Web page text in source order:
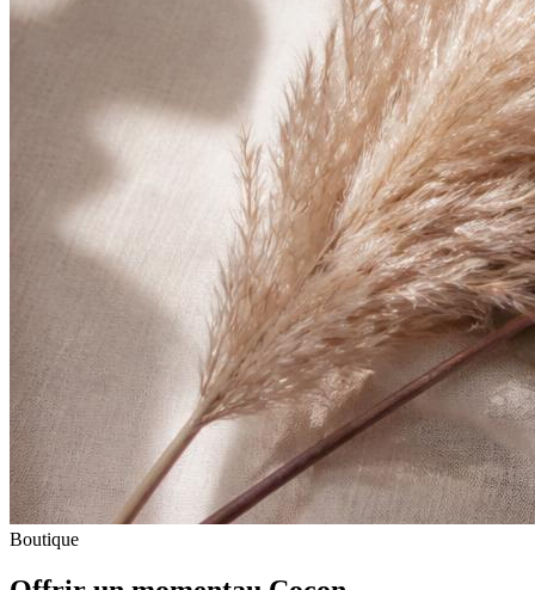
Boutique